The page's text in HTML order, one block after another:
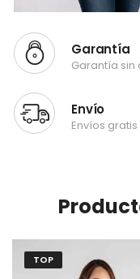
Garantía
Garantía sin
Envío
Envíos
TOP